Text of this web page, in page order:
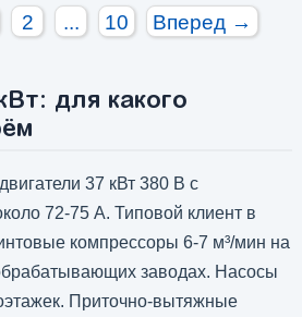
2 ... 10 Вперед →
для какого
37 кВт 380 В с
72-75 А. Типовой клиент в
компрессоры 6-7 м³/мин на
заводах. Насосы
Приточно-вытяжные